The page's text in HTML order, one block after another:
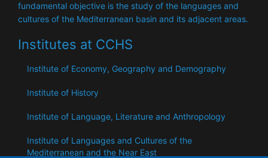
fundamental objective is the study of the languages ​​and
cultures of the Mediterranean basin and its adjacent areas.
Institutes at CCHS
Institute of Economy, Geography and Demography
Institute of History
Institute of Language, Literature and Anthropology
Institute of Languages ​​and Cultures of the
Mediterranean and the Near East